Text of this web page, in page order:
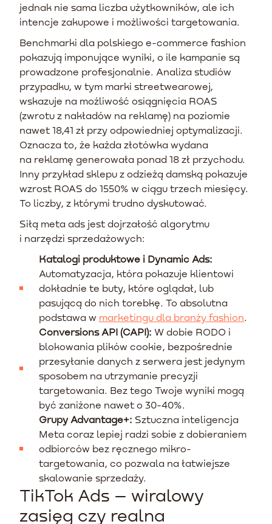
jednak nie sama liczba użytkowników, ale ich
intencje zakupowe i możliwości targetowania.
Benchmarki dla polskiego e-commerce fashion
pokazują imponujące wyniki, o ile kampanie są
prowadzone profesjonalnie. Analiza studiów
przypadku, w tym marki streetwearowej,
wskazuje na możliwość osiągnięcia ROAS
(zwrotu z nakładów na reklamę) na poziomie
nawet 18,41 zł przy odpowiedniej optymalizacji.
Oznacza to, że każda złotówka wydana
na reklamę generowała ponad 18 zł przychodu.
Inny przykład sklepu z odzieżą damską pokazuje
wzrost ROAS do 1550% w ciągu trzech miesięcy.
To liczby, z którymi trudno dyskutować.
Siłą meta ads jest dojrzałość algorytmu
i narzędzi sprzedażowych:
Katalogi produktowe i Dynamic Ads:
Automatyzacja, która pokazuje klientowi
dokładnie te buty, które oglądał, lub
pasującą do nich torebkę. To absolutna
podstawa w marketingu dla branży fashion
Conversions API (CAPI): W dobie RODO i
blokowania plików cookie, bezpośrednie
przesyłanie danych z serwera jest jedynym
sposobem na utrzymanie precyzji
targetowania. Bez tego Twoje wyniki mogą
być zaniżone nawet o 30-40%.
Grupy Advantage+: Sztuczna inteligencja
Meta coraz lepiej radzi sobie z dobieraniem
odbiorców bez ręcznego mikro-
targetowania, co pozwala na łatwiejsze
skalowanie sprzedaży.
TikTok Ads – wiralowy
zasięg czy realna